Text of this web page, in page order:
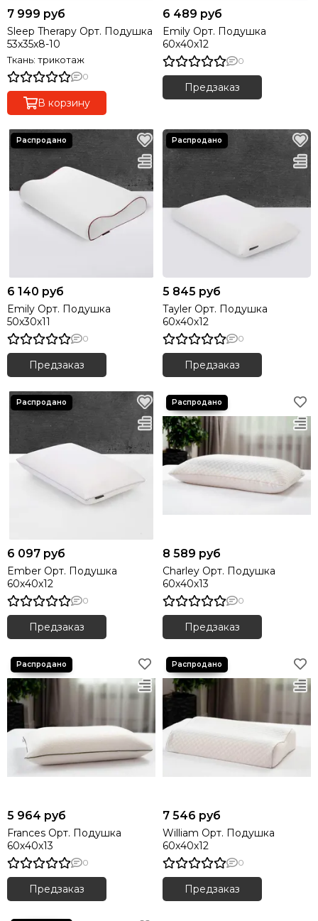
7 999 руб
Sleep Therapy Орт. Подушка
53х35х8-10
Ткань: трикотаж
0
В корзину
6 489 руб
Emily Орт. Подушка
60х40х12
0
Предзаказ
6 140 руб
Emily Орт. Подушка
50х30х11
0
Предзаказ
5 845 руб
Tayler Орт. Подушка
60х40х12
0
Предзаказ
6 097 руб
Ember Орт. Подушка
60х40х12
0
Предзаказ
8 589 руб
Charley Орт. Подушка
60х40х13
0
Предзаказ
5 964 руб
Frances Орт. Подушка
60х40х13
0
Предзаказ
7 546 руб
William Орт. Подушка
60х40х12
0
Предзаказ